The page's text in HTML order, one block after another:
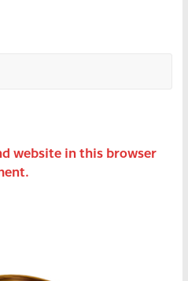
website in this browser